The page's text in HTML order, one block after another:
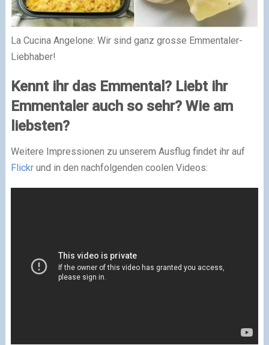
La Cucina Angelone: Wir sind ganz grosse Emmentaler-
Liebhaber!
Kennt ihr das Emmental? Liebt ihr
Emmentaler auch so sehr? Wie am
liebsten?
Weitere Impressionen zu unserem Ausflug findet ihr auf
Flickrund in den nachfolgenden coolen Videos: